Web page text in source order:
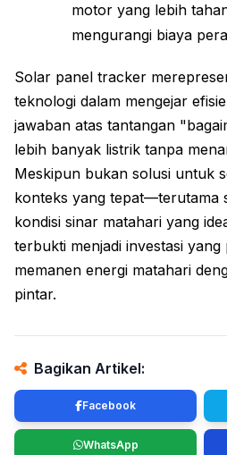
motor yang lebih
mengurangi biaya
Solar panel tracker
teknologi dalam mengejar
jawaban atas tantangan
lebih banyak listrik tanpa
Meskipun bukan solusi untuk
konteks yang tepat—terutama
kondisi sinar matahari yang
terbukti menjadi investasi
memanen energi matahari
pintar.
Bagikan Artikel:
Facebook
WhatsApp